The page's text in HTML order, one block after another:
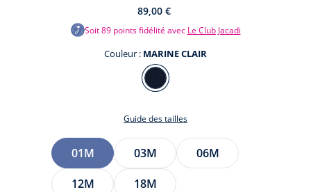
89,00 €
Soit89points fidélité avec Le Club Jacadi
Couleur : MARINE CLAIR
Couleur
MARINE
Guide des tailles
Taille
01M 03M
06M
12M
18M